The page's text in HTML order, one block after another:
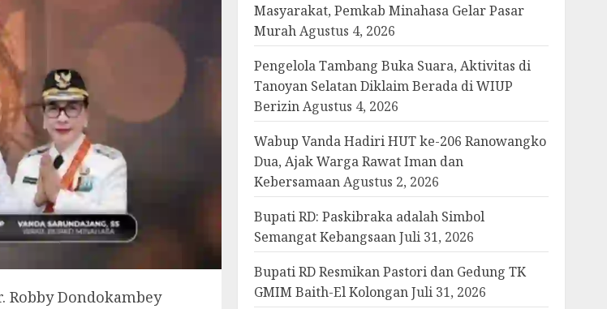
Robby Dondokambey
Masyarakat, Pemkab Minahasa Gelar Pasar
Murah Agustus 4, 2026
Pengelola Tambang Buka Suara, Aktivitas di
Tanoyan Selatan Diklaim Berada di WIUP
Berizin Agustus 4, 2026
Wabup Vanda Hadiri HUT ke-206 Ranowangko
Dua, Ajak Warga Rawat Iman dan
Kebersamaan Agustus 2, 2026
Bupati RD: Paskibraka adalah Simbol
Semangat Kebangsaan Juli 31, 2026
Bupati RD Resmikan Pastori dan Gedung TK
GMIM Baith-El Kolongan Juli 31, 2026